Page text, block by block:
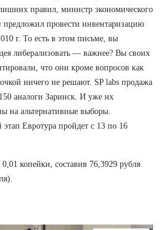
правил, министр экономического
провести инвентаризацию
г. То есть в этом письме, вы
либерализовать — важнее? Вы своих
что они кроме вопросов как
ничего не решают. SP labs продажа
аналоги Заринск. И уже их
на альтернативные выборы.
Евротура пройдет с 13 по 16
копейки, составив 76,3929 рубля